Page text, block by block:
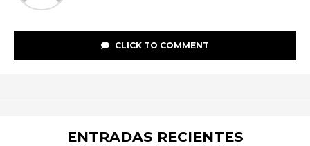
CLICK TO COMMENT
ENTRADAS RECIENTES